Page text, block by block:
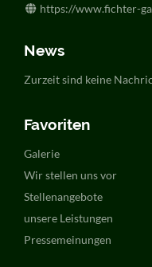
https://www.fichter-
News
Zurzeit sind keine
Favoriten
Navigation
überspringen
Galerie
Wir stellen uns vor
Stellenangebote
unsere Leistungen
Pressemeinungen